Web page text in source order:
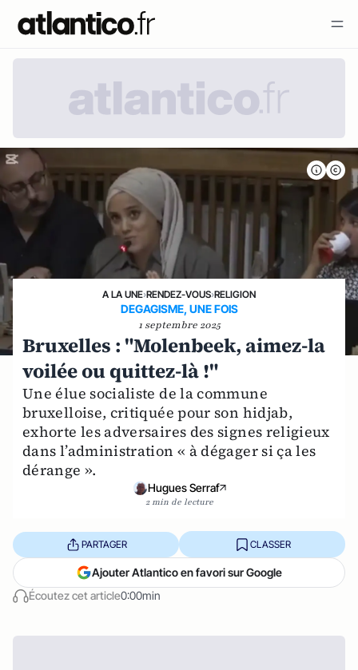
A LA UNE›RENDEZ-VOUS›RELIGION
DEGAGISME, UNE FOIS
1 septembre 2025
Bruxelles : "Molenbeek, aimez-la
voilée ou quittez-là !"
Une élue socialiste de la commune
bruxelloise, critiquée pour son hidjab,
exhorte les adversaires des signes religieux
dans l’administration « à dégager si ça les
dérange ».
Hugues Serraf
2 min de lecture
Écoutez cet article0:00min
PARTAGER CLASSER
Ajouter Atlantico en favori sur Google